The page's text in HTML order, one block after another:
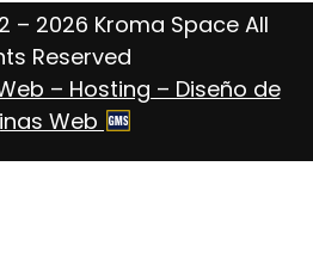
– 2026 Kroma Space All
Reserved
– Hosting – Diseño de
Web